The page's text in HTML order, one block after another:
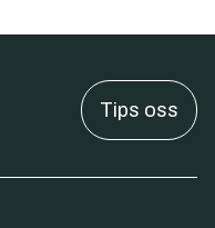
Tips oss